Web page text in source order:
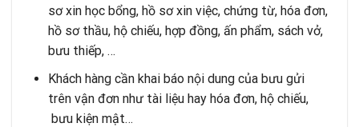
sơ xin học bổng, hồ sơ xin việc, chứng từ, hóa đơn,
hồ sơ thầu, hộ chiếu, hợp đồng, ấn phẩm, sách vở,
bưu thiếp, …
Khách hàng cần khai báo nội dung của bưu gửi
trên vận đơn như tài liệu hay hóa đơn, hộ chiếu,
bưu kiện mật…